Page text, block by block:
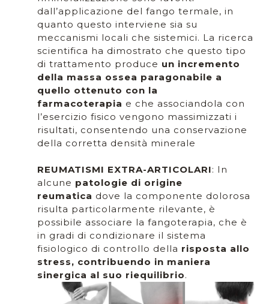
dall’applicazione del fango termale, in
quanto questo interviene sia su
meccanismi locali che sistemici. La ricerca
scientifica ha dimostrato che questo tipo
di trattamento produce un incremento
della massa ossea paragonabile a
quello ottenuto con la
farmacoterapia e che associandola con
l’esercizio fisico vengono massimizzati i
risultati, consentendo una conservazione
della corretta densità minerale
REUMATISMI EXTRA-ARTICOLARI: In
alcune patologie di origine
reumatica dove la componente dolorosa
risulta particolarmente rilevante, è
possibile associare la fangoterapia, che è
in gradi di condizionare il sistema
fisiologico di controllo della risposta allo
stress, contribuendo in maniera
sinergica al suo riequilibrio.